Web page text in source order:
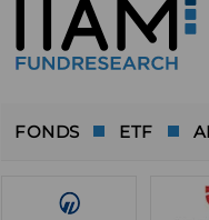
FONDS ETF